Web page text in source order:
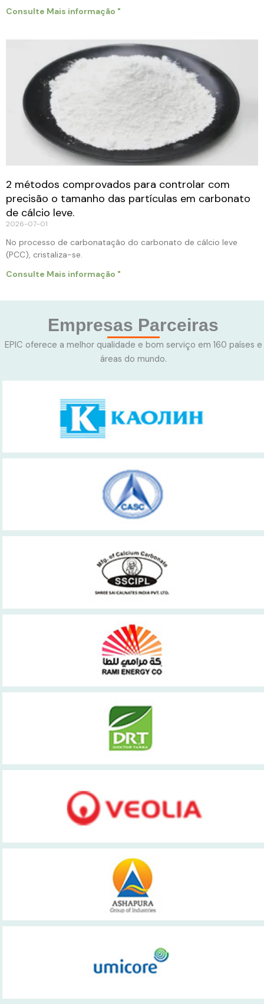
Consulte Mais informação "
2 métodos comprovados para controlar com
precisão o tamanho das partículas em carbonato
de cálcio leve.
2026-07-01
No processo de carbonatação do carbonato de cálcio leve
(PCC), cristaliza-se.
Consulte Mais informação "
Empresas Parceiras
EPIC oferece a melhor qualidade e bom serviço em 160 países e
áreas do mundo.